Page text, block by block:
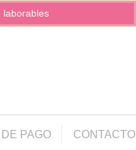
PAGO CONTACTO
laborables